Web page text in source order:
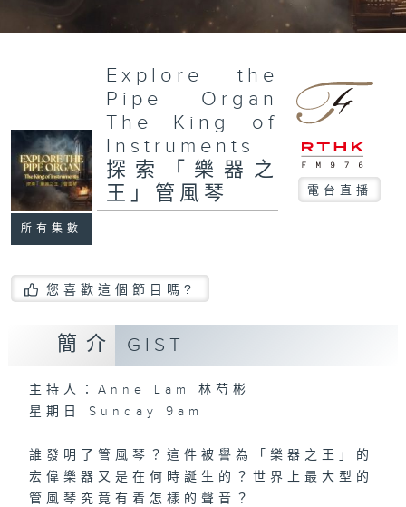
所有集數
Explore the
Pipe Organ
The King of
Instruments
探索「樂器之
王」管風琴
電台直播
您喜歡這個節目嗎?
簡介 GIST
主持人：Anne Lam 林芍彬
星期日 Sunday 9am
誰發明了管風琴？這件被譽為「樂器之王」的
宏偉樂器又是在何時誕生的？世界上最大型的
管風琴究竟有着怎樣的聲音？